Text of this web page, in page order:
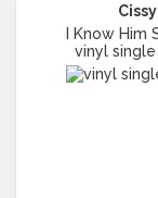
Cissy
I Know Him
vinyl single